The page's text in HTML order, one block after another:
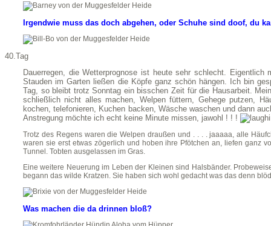
Irgendwie muss das doch abgehen, oder Schuhe sind doof, du
40.Tag
Dauerregen, die Wetterprognose ist heute sehr schlecht.
Stauden im Garten ließen die Köpfe ganz schön hängen. Ich bin
Tag, so bleibt trotz Sonntag ein bisschen Zeit für die Hausarbeit.
schließlich nicht alles machen, Welpen füttern, Gehege putzen,
kochen, telefonieren, Kuchen backen, Wäsche waschen und dann
Anstregung möchte ich echt keine Minute missen, jawohl ! ! !
Trotz des Regens waren die Welpen draußen und . . . . jaaaaa, alle
waren sie erst etwas zögerlich und hoben ihre Pfötchen an, liefen ganz
Tunnel. Tobten ausgelassen im Gras.
Eine weitere Neuerung im Leben der Kleinen sind Halsbänder.
begann das wilde Kratzen. Sie haben sich wohl gedacht was das denn
Was machen die da drinnen bloß?